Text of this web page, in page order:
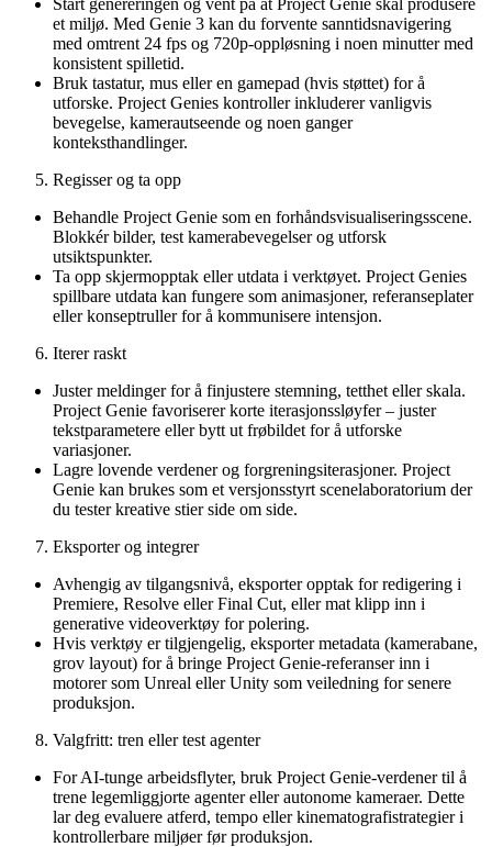
et miljø. Med Genie 3 kan du forvente sanntidsnavigering
med omtrent 24 fps og 720p-oppløsning i noen minutter med
konsistent spilletid.
Bruk tastatur, mus eller en gamepad (hvis støttet) for å
utforske. Project Genies kontroller inkluderer vanligvis
bevegelse, kamerautseende og noen ganger
konteksthandlinger.
Regisser og ta opp
Behandle Project Genie som en forhåndsvisualiseringsscene.
Blokkér bilder, test kamerabevegelser og utforsk
utsiktspunkter.
Ta opp skjermopptak eller utdata i verktøyet. Project Genies
spillbare utdata kan fungere som animasjoner, referanseplater
eller konseptruller for å kommunisere intensjon.
Iterer raskt
Juster meldinger for å finjustere stemning, tetthet eller skala.
Project Genie favoriserer korte iterasjonssløyfer – juster
tekstparametere eller bytt ut frøbildet for å utforske
variasjoner.
Lagre lovende verdener og forgreningsiterasjoner. Project
Genie kan brukes som et versjonsstyrt scenelaboratorium der
du tester kreative stier side om side.
Eksporter og integrer
Avhengig av tilgangsnivå, eksporter opptak for redigering i
Premiere, Resolve eller Final Cut, eller mat klipp inn i
generative videoverktøy for polering.
Hvis verktøy er tilgjengelig, eksporter metadata (kamerabane,
grov layout) for å bringe Project Genie-referanser inn i
motorer som Unreal eller Unity som veiledning for senere
produksjon.
Valgfritt: tren eller test agenter
For AI-tunge arbeidsflyter, bruk Project Genie-verdener til å
trene legemliggjorte agenter eller autonome kameraer. Dette
lar deg evaluere atferd, tempo eller kinematografistrategier i
kontrollerbare miljøer før produksjon.